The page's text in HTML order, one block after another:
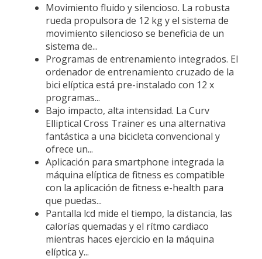
Movimiento fluido y silencioso. La robusta
rueda propulsora de 12 kg y el sistema de
movimiento silencioso se beneficia de un
sistema de...
Programas de entrenamiento integrados. El
ordenador de entrenamiento cruzado de la
bici elíptica está pre-instalado con 12 x
programas...
Bajo impacto, alta intensidad. La Curv
Elliptical Cross Trainer es una alternativa
fantástica a una bicicleta convencional y
ofrece un...
Aplicación para smartphone integrada la
máquina elíptica de fitness es compatible
con la aplicación de fitness e-health para
que puedas...
Pantalla lcd mide el tiempo, la distancia, las
calorías quemadas y el rítmo cardiaco
mientras haces ejercicio en la máquina
elíptica y...